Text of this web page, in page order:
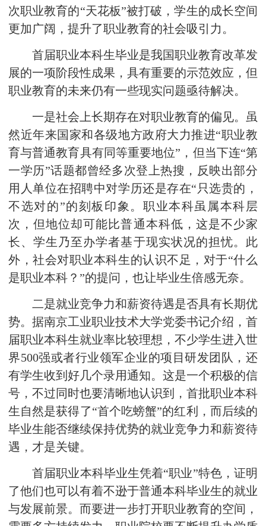
次职业教育的“天花板”被打破，学生的成长空间
更加广阔，提升了职业教育的社会吸引力。
首届职业本科生毕业是我国职业教育改革发
展的一项阶段性成果，具有重要的示范效应，但
职业教育的未来仍有一些现实问题亟待解决。
一是社会上长期存在对职业教育的偏见。虽
然近年来国家和各级地方政府大力推进“职业教
育与普通教育具有同等重要地位”，但当下连“第
一学历”话题都曾经多次登上热搜，反映出部分
用人单位在招聘中对学历还是存在“只选贵的，
不选对的”的刻板印象。职业本科虽属本科层
次，但地位却可能比普通本科低，这是不少家
长、学生乃至办学者基于现实状况的担忧。此
外，社会对职业本科生的认识不足，对于“什么
是职业本科？”的提问，也让毕业生倍感无奈。
二是就业竞争力和薪资待遇是否具有长期优
势。据南京工业职业技术大学党委书记介绍，首
届职业本科生就业率比较理想，不少学生进入世
界500强或者行业领军企业的项目研发团队，还
有学生收到好几个录用通知。这是一个积极的信
号，不过同时也要清晰地认识到，首批职业本科
生自然是获得了“首个吃螃蟹”的红利，而后续的
毕业生能否继续保持优势的就业竞争力和薪资待
遇，才是关键。
首届职业本科毕业生凭着“职业”特色，证明
了他们也可以有着不逊于普通本科毕业生的就业
与发展前景。而要进一步打开职业教育的空间，